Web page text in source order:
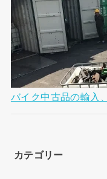
バイク中古品の輸入
カテゴリー